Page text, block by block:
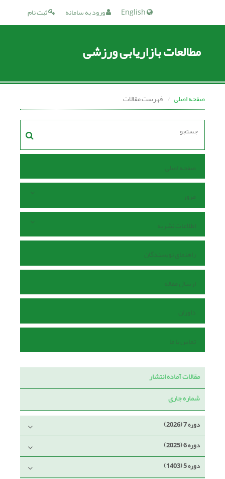
ثبت نام ورود به سامانه English
مطالعات بازاریابی ورزشی
صفحه اصلی فهرست مقالات
صفحه اصلی
مرور
اطلاعات نشریه
راهنمای نویسندگان
ارسال مقاله
داوران
تماس با ما
مقالات آماده انتشار
شماره جاری
دوره 7 (2026)
دوره 6 (2025)
دوره 5 (1403)